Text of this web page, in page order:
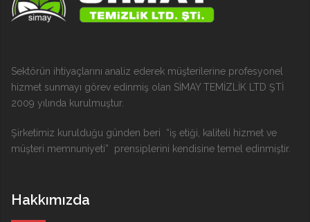
Sektörün ihtiyaçlarını analiz ederek müşterilerine profesyonel
hizmet sunmayı görev edinmiş olan SİMAY TEMİZLİK LTD ŞTİ
2009 yılında kurulmuştur.
Şirketimiz kurulduğu günden beri “iş etiği, kaliteli hizmet ve
müşteri memnuniyeti” prensiplerini kendisine temel edinmiştir.
Hakkımızda